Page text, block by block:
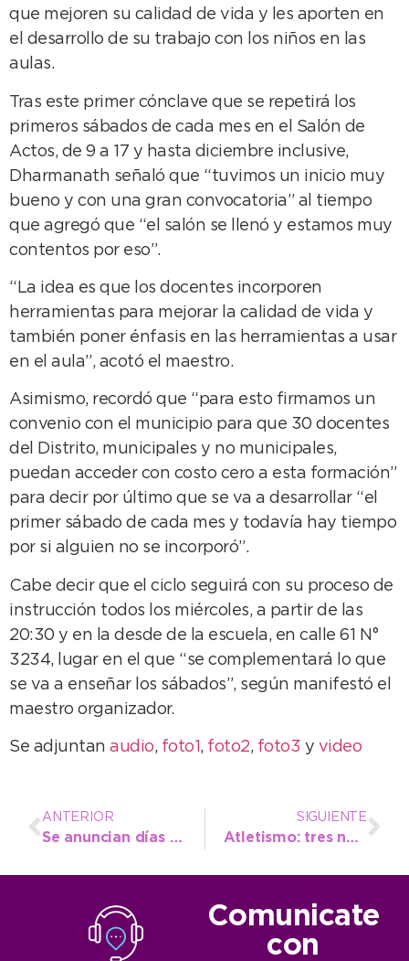
que mejoren su calidad de vida y les aporten en
el desarrollo de su trabajo con los niños en las
aulas.
Tras este primer cónclave que se repetirá los
primeros sábados de cada mes en el Salón de
Actos, de 9 a 17 y hasta diciembre inclusive,
Dharmanath señaló que “tuvimos un inicio muy
bueno y con una gran convocatoria” al tiempo
que agregó que “el salón se llenó y estamos muy
contentos por eso”.
“La idea es que los docentes incorporen
herramientas para mejorar la calidad de vida y
también poner énfasis en las herramientas a usar
en el aula”, acotó el maestro.
Asimismo, recordó que “para esto firmamos un
convenio con el municipio para que 30 docentes
del Distrito, municipales y no municipales,
puedan acceder con costo cero a esta formación”
para decir por último que se va a desarrollar “el
primer sábado de cada mes y todavía hay tiempo
por si alguien no se incorporó”.
Cabe decir que el ciclo seguirá con su proceso de
instrucción todos los miércoles, a partir de las
20:30 y en la desde de la escuela, en calle 61 N°
3234, lugar en el que “se complementará lo que
se va a enseñar los sábados”, según manifestó el
maestro organizador.
Se adjuntan audio, foto1 , foto2, foto3 y video
ANTERIOR
Se anuncian días lluviosos en la ciudad
SIGUIENTE
Atletismo: tres necochenses se encuentran en el ranking provincial U18
Comunicate
con